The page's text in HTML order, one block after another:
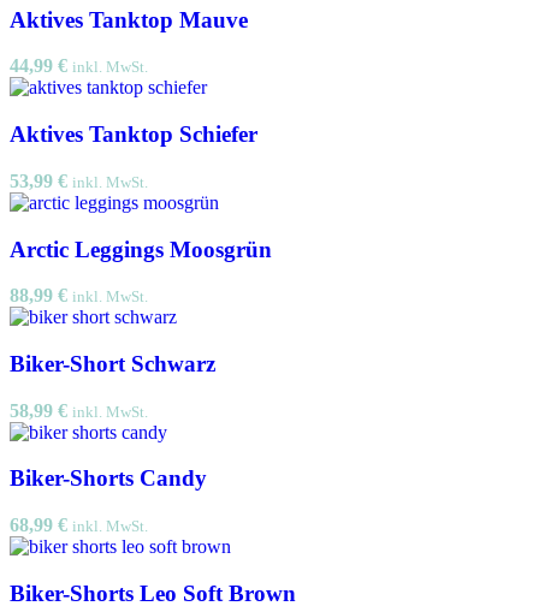
Aktives Tanktop Mauve
44,99 € inkl. MwSt.
Aktives Tanktop Schiefer
53,99 € inkl. MwSt.
Arctic Leggings Moosgrün
88,99 € inkl. MwSt.
Biker-Short Schwarz
58,99 € inkl. MwSt.
Biker-Shorts Candy
68,99 € inkl. MwSt.
Biker-Shorts Leo Soft Brown